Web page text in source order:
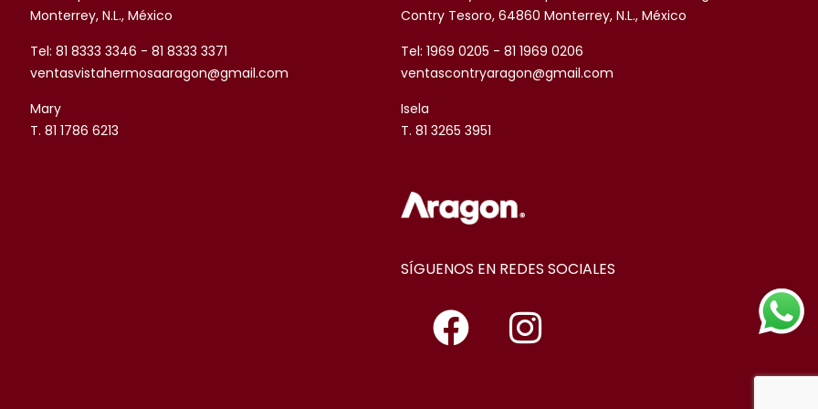
Monterrey, N.L., México
Tel: 81 8333 3346 - 81 8333 3371
ventasvistahermosaaragon@gmail.com
Mary
T. 81 1786 6213
Contry Tesoro, 64860 Monterrey, N.L., México
Tel: 1969 0205 - 81 1969 0206
ventascontryaragon@gmail.com
Isela
T. 81 3265 3951
SÍGUENOS EN REDES SOCIALES